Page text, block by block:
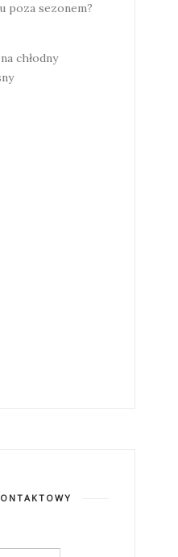
poza sezonem?
chłodny